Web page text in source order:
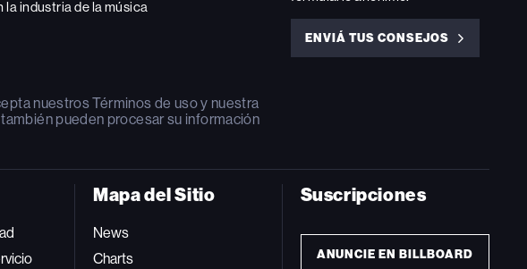
la industria de la música
nuestrosTérminos de usoy nuestra
pueden procesar su información
ENVIÁ TUS CONSEJOS
ENVIÁ
Mapa del Sitio
News
Charts
Suscripciones
ANUNCIE EN BILLBOARD